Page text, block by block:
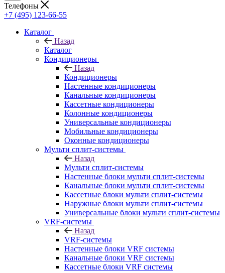
Телефоны
+7 (495) 123-66-55
Каталог
Назад
Каталог
Кондиционеры
Назад
Кондиционеры
Настенные кондиционеры
Канальные кондиционеры
Кассетные кондиционеры
Колонные кондиционеры
Универсальные кондиционеры
Мобильные кондиционеры
Оконные кондиционеры
Мульти сплит-системы
Назад
Мульти сплит-системы
Настенные блоки мульти сплит-системы
Канальные блоки мульти сплит-системы
Кассетные блоки мульти сплит-системы
Наружные блоки мульти сплит-системы
Универсальные блоки мульти сплит-системы
VRF-системы
Назад
VRF-системы
Настенные блоки VRF системы
Канальные блоки VRF системы
Кассетные блоки VRF системы